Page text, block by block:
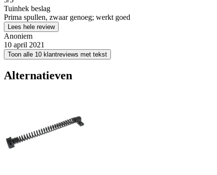
Tuinhek beslag
Prima spullen, zwaar genoeg; werkt goed
Lees hele review
Anoniem
10 april 2021
Toon alle 10 klantreviews met tekst
Alternatieven